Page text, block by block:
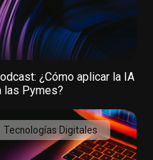
¿Cómo aplicar la IA
las Pymes?
Tecnologías Digitales